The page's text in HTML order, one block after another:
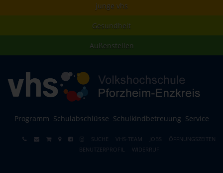
junge vhs
Gesundheit
Außenstellen
Programm Schulabschlüsse Schulkindbetreuung Service
SUCHE VHS-TEAM JOBS
ÖFFNUNGSZEITEN
BENUTZERPROFIL
WIDERRUF